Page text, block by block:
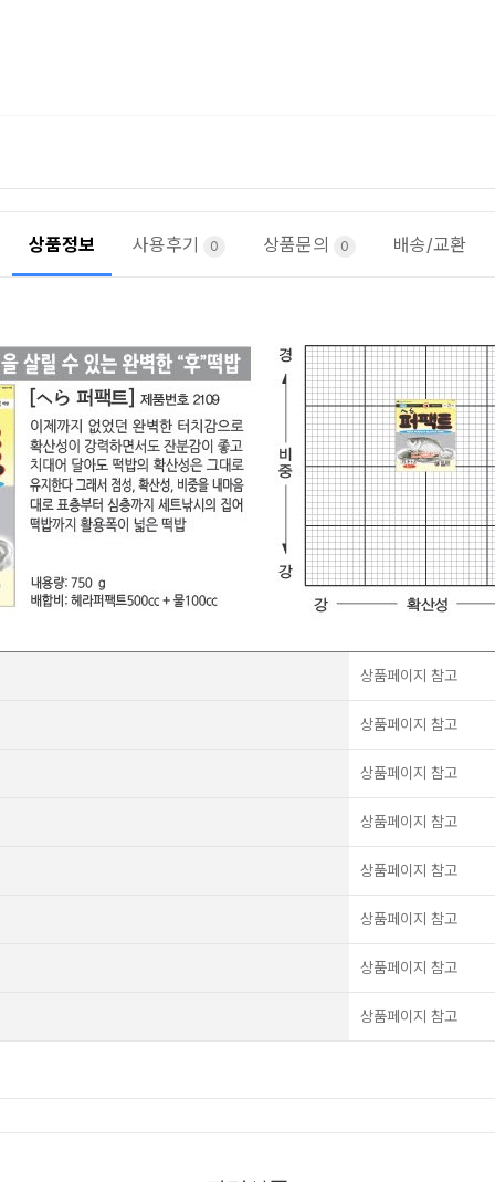
상품정보 사용후기 0 상품문의 0 배송/교환
상품페이지 참고
상품페이지 참고
상품페이지 참고
상품페이지 참고
상품페이지 참고
상품페이지 참고
상품페이지 참고
상품페이지 참고